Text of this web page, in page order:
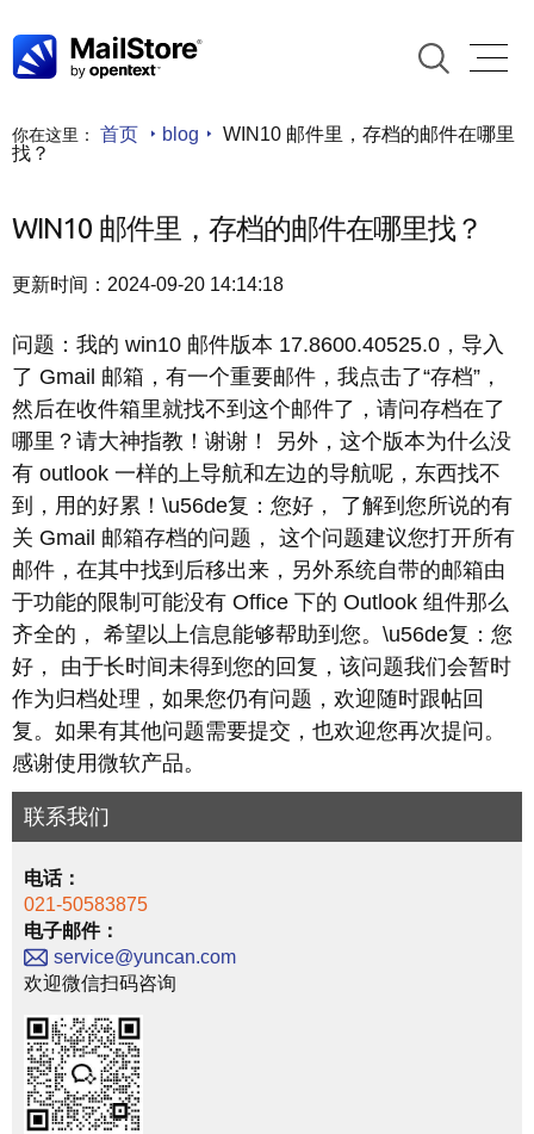
你在这里： 首页 blog
WIN10 邮件里，存档的邮件在哪里
找？
WIN10 邮件里，存档的邮件在哪里找？
更新时间：2024-09-20 14:14:18
问题：我的 win10 邮件版本 17.8600.40525.0，导入
了 Gmail 邮箱，有一个重要邮件，我点击了“存档”，
然后在收件箱里就找不到这个邮件了，请问存档在了
哪里？请大神指教！谢谢！ 另外，这个版本为什么没
有 outlook 一样的上导航和左边的导航呢，东西找不
到，用的好累！\u56de复：您好， 了解到您所说的有
关 Gmail 邮箱存档的问题， 这个问题建议您打开所有
邮件，在其中找到后移出来，另外系统自带的邮箱由
于功能的限制可能没有 Office 下的 Outlook 组件那么
齐全的， 希望以上信息能够帮助到您。\u56de复：您
好， 由于长时间未得到您的回复，该问题我们会暂时
作为归档处理，如果您仍有问题，欢迎随时跟帖回
复。如果有其他问题需要提交，也欢迎您再次提问。
感谢使用微软产品。
联系我们
电话：
021-50583875
电子邮件：
service@yuncan.com
欢迎微信扫码咨询